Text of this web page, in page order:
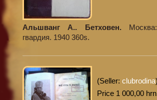
Альшванг А.. Бетховен.
гвардия. 1940 360s.
(Seller: clubrodina)
Price 1 000,00